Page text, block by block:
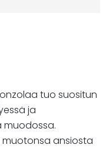
tuo suositun
ja
muodossa.
ansiosta